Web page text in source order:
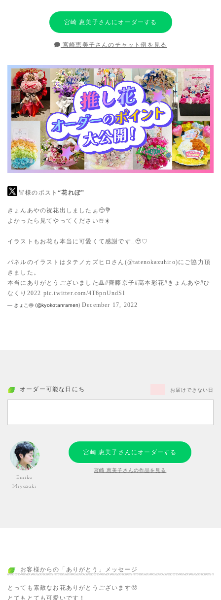
宮崎 恵美子さんにオーダーする
宮崎恵美子さんのチャット例を見る
皆様のポスト“花れぽ”
きょんあやの祝花出しましたぁ🥺💐
よかったら見てやってください☃️☀️
イラストもお花も本当に可愛くて感謝です..🥹♡
パネルのイラストはタテノカズヒロさん(@tatenokazuhiro)にご協力頂
きました。
本当にありがとうございました🙇#齊藤京子#高本彩花#きょんあや#ひ
なくり2022 pic.twitter.com/4T6pnUndSl
— きょこ🍥 (@kyokotanramen) December 17, 2022
オーダー可能な日にち お届けできない日
Emiko
Miyazaki
宮崎 恵美子さんにオーダーする
宮崎 恵美子さんの作品を見る
お客様からの「ありがとう」メッセージ
とっても素敵なお花ありがとうございます🥹
とてもとても可愛いです！